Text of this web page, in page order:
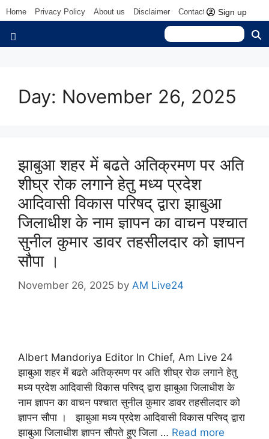
Home Privacy Policy About us Disclaimer Contact us Sign up
Day: November 26, 2025
झाबुआ शहर में बढते अतिक्रमण पर अति
शीघ्र रोक लगाने हेतु मध्य प्रदेश
आदिवासी विकास परिषद् द्वारा झाबुआ
जिलाधीश के नाम ज्ञापन का वाचन पश्चात
सुनील कुमार डावर तहसीलदार को ज्ञापन
सौपा ।
November 26, 2025 by AM Live24
Albert Mandoriya Editor In Chief, Am Live 24
झाबुआ शहर में बढते अतिक्रमण पर अति शीघ्र रोक लगाने हेतु
मध्य प्रदेश आदिवासी विकास परिषद् द्वारा झाबुआ जिलाधीश के
नाम ज्ञापन का वाचन पश्चात सुनील कुमार डावर तहसीलदार को
ज्ञापन सौपा । झाबुआ मध्य प्रदेश आदिवासी विकास परिषद् द्वारा
झाबुआ जिलाधीश ज्ञापन सौपते हुए जिला … Read more